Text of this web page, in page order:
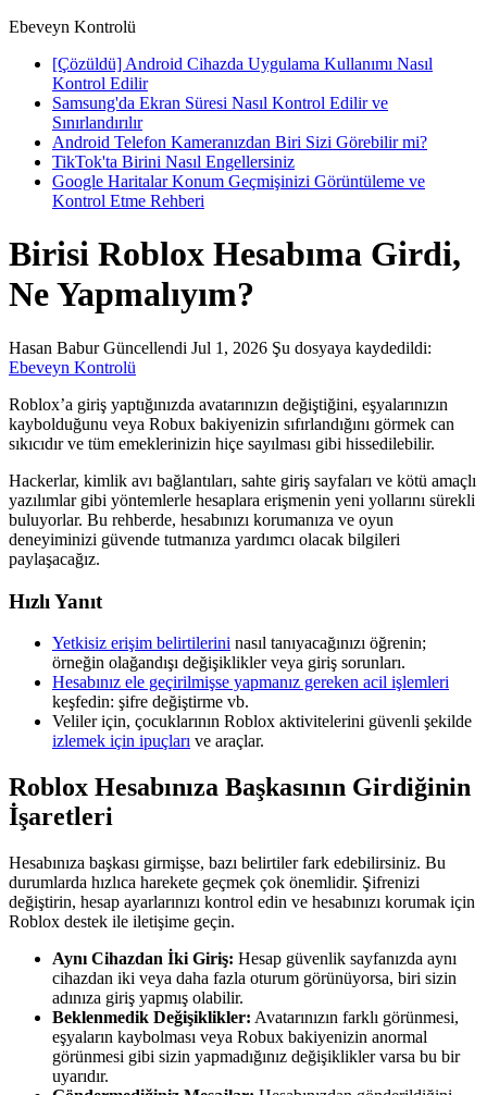
Ebeveyn Kontrolü
[Çözüldü] Android Cihazda Uygulama Kullanımı Nasıl
Kontrol Edilir
Samsung'da Ekran Süresi Nasıl Kontrol Edilir ve
Sınırlandırılır
Android Telefon Kameranızdan Biri Sizi Görebilir mi?
TikTok'ta Birini Nasıl Engellersiniz
Google Haritalar Konum Geçmişinizi Görüntüleme ve
Kontrol Etme Rehberi
Birisi Roblox Hesabıma Girdi,
Ne Yapmalıyım?
Hasan BaburGüncellendi Jul 1, 2026 Şu dosyaya kaydedildi:
Ebeveyn Kontrolü
Roblox’a giriş yaptığınızda avatarınızın değiştiğini, eşyalarınızın
kaybolduğunu veya Robux bakiyenizin sıfırlandığını görmek can
sıkıcıdır ve tüm emeklerinizin hiçe sayılması gibi hissedilebilir.
Hackerlar, kimlik avı bağlantıları, sahte giriş sayfaları ve kötü amaçlı
yazılımlar gibi yöntemlerle hesaplara erişmenin yeni yollarını sürekli
buluyorlar. Bu rehberde, hesabınızı korumanıza ve oyun
deneyiminizi güvende tutmanıza yardımcı olacak bilgileri
paylaşacağız.
Hızlı Yanıt
Yetkisiz erişim belirtilerini nasıl tanıyacağınızı öğrenin;
örneğin olağandışı değişiklikler veya giriş sorunları.
Hesabınız ele geçirilmişse yapmanız gereken acil işlemleri
keşfedin: şifre değiştirme vb.
Veliler için, çocuklarının Roblox aktivitelerini güvenli şekilde
izlemek için ipuçları ve araçlar.
Roblox Hesabınıza Başkasının Girdiğinin
İşaretleri
Hesabınıza başkası girmişse, bazı belirtiler fark edebilirsiniz. Bu
durumlarda hızlıca harekete geçmek çok önemlidir. Şifrenizi
değiştirin, hesap ayarlarınızı kontrol edin ve hesabınızı korumak için
Roblox destek ile iletişime geçin.
Aynı Cihazdan İki Giriş: Hesap güvenlik sayfanızda aynı
cihazdan iki veya daha fazla oturum görünüyorsa, biri sizin
adınıza giriş yapmış olabilir.
Beklenmedik Değişiklikler: Avatarınızın farklı görünmesi,
eşyaların kaybolması veya Robux bakiyenizin anormal
görünmesi gibi sizin yapmadığınız değişiklikler varsa bu bir
uyarıdır.